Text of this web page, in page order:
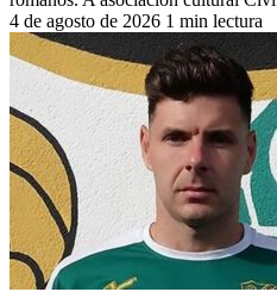
4 de agosto de 2026 1 min lectura